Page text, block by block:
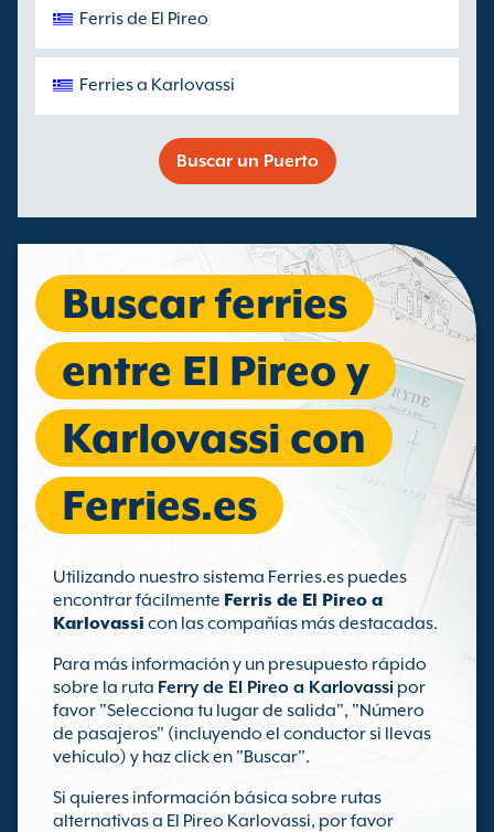
Ferris de El Pireo
Ferries a Karlovassi
Buscar un Puerto
Buscar ferries
entre El Pireo y
Karlovassi con
Ferries.es
Utilizando nuestro sistema Ferries.es puedes
encontrar fácilmente Ferris de El Pireo a
Karlovassi con las compañías más destacadas.
Para más información y un presupuesto rápido
sobre la ruta Ferry de El Pireo a Karlovassi por
favor "Selecciona tu lugar de salida", "Número
de pasajeros" (incluyendo el conductor si llevas
vehículo) y haz click en "Buscar".
Si quieres información básica sobre rutas
alternativas a El Pireo Karlovassi, por favor